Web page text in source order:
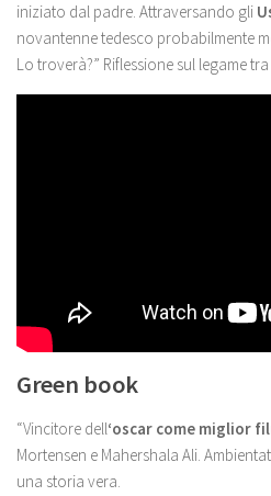
iniziato dal padre. Attraversando gli
novantenne tedesco probabilmente
Lo troverà?” Riflessione sul legame
Green book
“Vincitore dell‘oscar come miglior
Mortensen e Mahershala Ali.
una storia vera.